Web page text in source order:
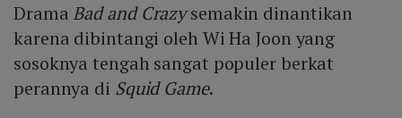
Drama Bad and Crazysemakin dinantikan
karena dibintangi oleh Wi Ha Joon yang
sosoknya tengah sangat populer berkat
perannya di Squid Game.